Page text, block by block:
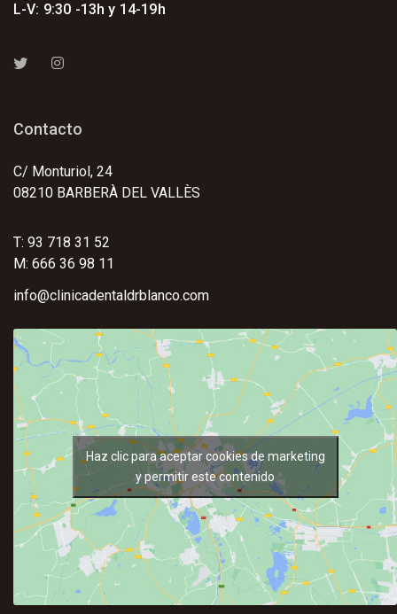
L-V: 9:30 -13h y 14-19h
Contacto
C/ Monturiol, 24
08210 BARBERÀ DEL VALLÈS
T: 93 718 31 52
M: 666 36 98 11
info@clinicadentaldrblanco.com
Haz clic para aceptar cookies de marketing
y permitir este contenido